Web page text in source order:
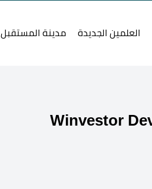
العلمين الجديدة مدينة المستقبل